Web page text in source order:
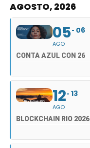
AGOSTO, 2026
05
AGO
06
CONTA AZUL CON 26
12
AGO
13
BLOCKCHAIN RIO 2026